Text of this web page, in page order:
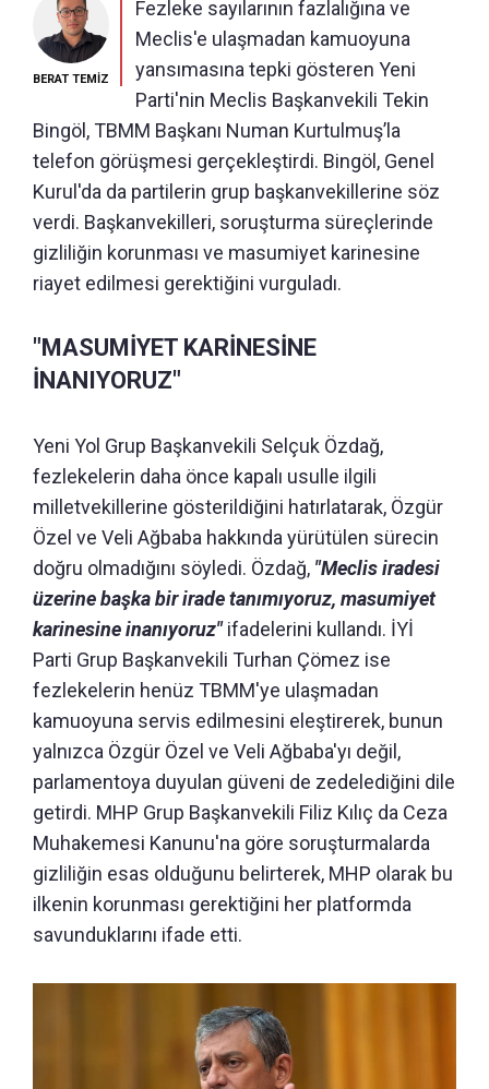
BERAT TEMİZ
Fezleke sayılarının fazlalığına ve
Meclis'e ulaşmadan kamuoyuna
yansımasına tepki gösteren Yeni
Parti'nin Meclis Başkanvekili Tekin
Bingöl, TBMM Başkanı Numan Kurtulmuş’la
telefon görüşmesi gerçekleştirdi. Bingöl, Genel
Kurul'da da partilerin grup başkanvekillerine söz
verdi. Başkanvekilleri, soruşturma süreçlerinde
gizliliğin korunması ve masumiyet karinesine
riayet edilmesi gerektiğini vurguladı.
"MASUMİYET KARİNESİNE
İNANIYORUZ"
Yeni Yol Grup Başkanvekili Selçuk Özdağ,
fezlekelerin daha önce kapalı usulle ilgili
milletvekillerine gösterildiğini hatırlatarak, Özgür
Özel ve Veli Ağbaba hakkında yürütülen sürecin
doğru olmadığını söyledi. Özdağ, "Meclis iradesi
üzerine başka bir irade tanımıyoruz, masumiyet
karinesine inanıyoruz"ifadelerini kullandı. İYİ
Parti Grup Başkanvekili Turhan Çömez ise
fezlekelerin henüz TBMM'ye ulaşmadan
kamuoyuna servis edilmesini eleştirerek, bunun
yalnızca Özgür Özel ve Veli Ağbaba'yı değil,
parlamentoya duyulan güveni de zedelediğini dile
getirdi. MHP Grup Başkanvekili Filiz Kılıç da Ceza
Muhakemesi Kanunu'na göre soruşturmalarda
gizliliğin esas olduğunu belirterek, MHP olarak bu
ilkenin korunması gerektiğini her platformda
savunduklarını ifade etti.